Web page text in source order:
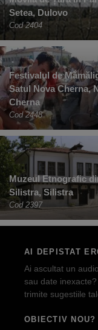
Setea, Dulovo
Cod 2404
Festivalul de
Satul Nova Cherna,
Cherna
Cod 2448
Muzeul Etnografic
Silistra, Silistra
Cod 2397
AI DEPISTAT
Ai ascultat un
sau date
trimite sugestiile
OBIECTIV NOU?